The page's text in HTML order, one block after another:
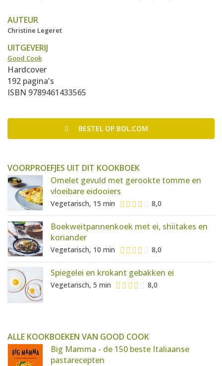
AUTEUR
Christine Legeret
UITGEVERIJ
Good Cook
Hardcover
192 pagina's
ISBN 9789461433565
BESTEL OP BOL.COM
VOORPROEFJES UIT DIT KOOKBOEK
Omelet gevuld met gerookte tomme en
vloeibare eidooiers
Vegetarisch, 15 min 8,0
Boekweitpannenkoek met ei, shiitakes en
koriander
Vegetarisch, 10 min 8,0
Spiegelei en krokant gebakken ei
Vegetarisch, 5 min 8,0
ALLE KOOKBOEKEN VAN GOOD COOK
Big Mamma - de 150 beste Italiaanse
pastarecepten